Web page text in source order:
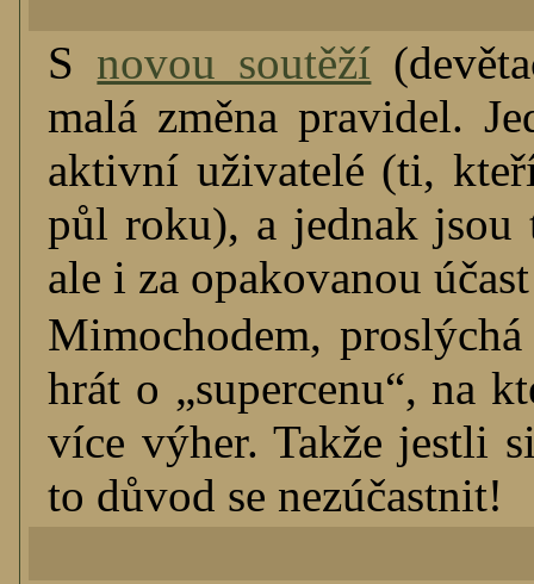
S novou soutěží
malá změna pravidel.
aktivní uživatelé (ti,
půl roku), a jednak jsou
ale i za opakovanou
Mimochodem,
hrát o „supercenu“, na
více výher. Takže jestli
to důvod se nezúčastnit!